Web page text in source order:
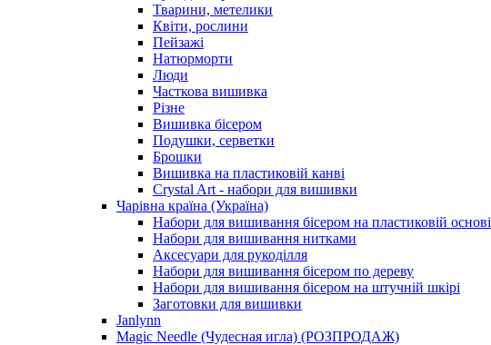
Тварини, метелики
Квіти, рослини
Пейзажі
Натюрморти
Люди
Часткова вишивка
Різне
Вишивка бісером
Подушки, серветки
Брошки
Вишивка на пластиковій канві
Crystal Art - набори для вишивки
Чарівна країна (Україна)
Набори для вишивання бісером на пластиковій основі
Набори для вишивання нитками
Аксесуари для рукоділля
Набори для вишивання бісером по дереву
Набори для вишивання бісером на штучній шкірі
Заготовки для вишивки
Janlynn
Magic Needle (Чудесная игла) (РОЗПРОДАЖ)